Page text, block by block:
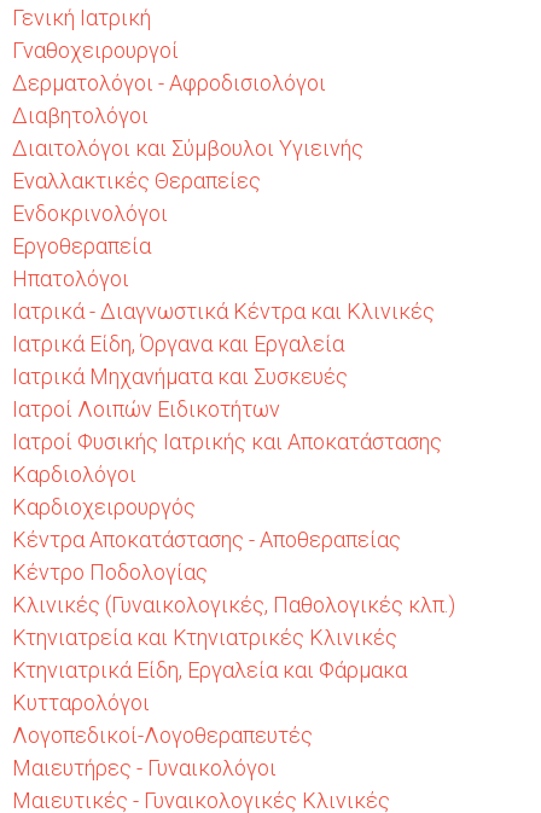
Γενική Ιατρική
Γναθοχειρουργοί
Δερματολόγοι - Αφροδισιολόγοι
Διαβητολόγοι
Διαιτολόγοι και Σύμβουλοι Υγιεινής
Εναλλακτικές Θεραπείες
Ενδοκρινολόγοι
Εργοθεραπεία
Ηπατολόγοι
Ιατρικά - Διαγνωστικά Κέντρα και Κλινικές
Ιατρικά Είδη, Όργανα και Εργαλεία
Ιατρικά Μηχανήματα και Συσκευές
Ιατροί Λοιπών Ειδικοτήτων
Ιατροί Φυσικής Ιατρικής και Αποκατάστασης
Καρδιολόγοι
Καρδιοχειρουργός
Κέντρα Αποκατάστασης - Αποθεραπείας
Κέντρο Ποδολογίας
Κλινικές (Γυναικολογικές, Παθολογικές κλπ.)
Κτηνιατρεία και Κτηνιατρικές Κλινικές
Κτηνιατρικά Είδη, Εργαλεία και Φάρμακα
Κυτταρολόγοι
Λογοπεδικοί-Λογοθεραπευτές
Μαιευτήρες - Γυναικολόγοι
Μαιευτικές - Γυναικολογικές Κλινικές